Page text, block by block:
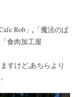
Rob 」,「魔法のぱ
食肉加工屋
すけど,あちらより